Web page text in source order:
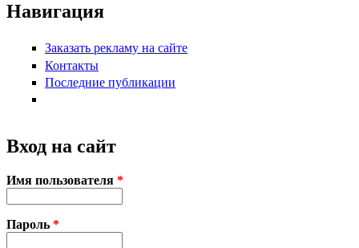
Навигация
Заказать рекламу на сайте
Контакты
Последние публикации
Вход на сайт
Имя пользователя *
Пароль *